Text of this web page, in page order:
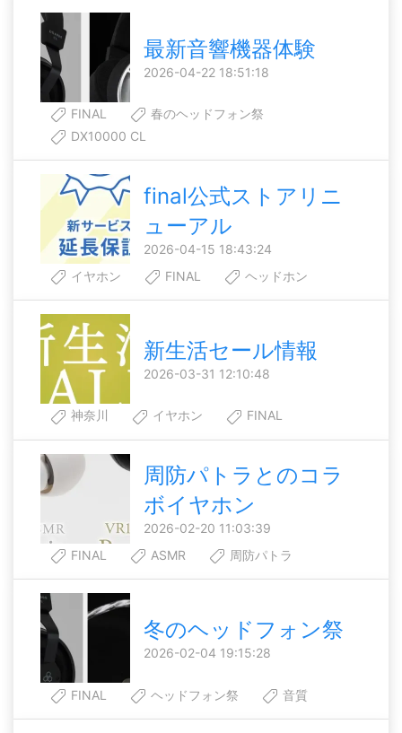
最新音響機器体験
2026-04-22 18:51:18
FINAL
春のヘッドフォン祭
DX10000 CL
final公式ストアリニ
ューアル
2026-04-15 18:43:24
イヤホン
FINAL ヘッドホン
新生活セール情報
2026-03-31 12:10:48
神奈川 イヤホン FINAL
周防パトラとのコラ
ボイヤホン
2026-02-20 11:03:39
FINAL
ASMR 周防パトラ
冬のヘッドフォン祭
2026-02-04 19:15:28
FINAL ヘッドフォン祭 音質